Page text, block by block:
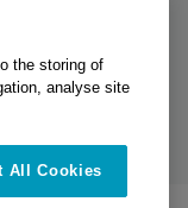
the storing of
analyse site
All Cookies